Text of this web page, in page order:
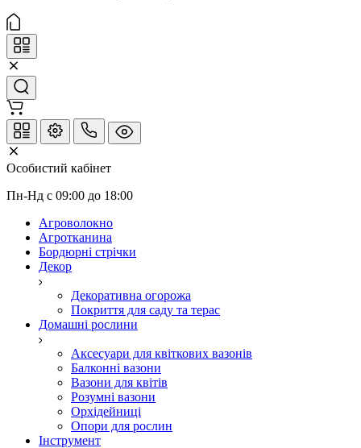
Особистий кабінет
Пн-Нд с 09:00 до 18:00
Агроволокно
Агротканина
Бордюрні стрічки
Декор
Декоративна огорожа
Покриття для саду та терас
Домашні рослини
Аксесуари для квіткових вазонів
Балконні вазони
Вазони для квітів
Розумні вазони
Орхідейниці
Опори для рослин
Інструмент